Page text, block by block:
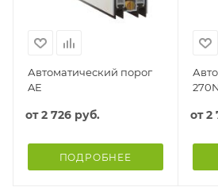
Автоматический порог
AE
от2 726 руб.
ПОДРОБНЕЕ
от2